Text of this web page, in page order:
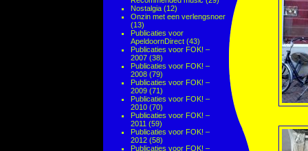
Nostalgia (12)
Onzin met een verlengsnoer
(13)
Publicaties voor
ApeldoornDirect (43)
Publicaties voor FOK! –
2007 (38)
Publicaties voor FOK! –
2008 (79)
Publicaties voor FOK! –
2009 (71)
Publicaties voor FOK! –
2010 (70)
Publicaties voor FOK! –
2011 (59)
Publicaties voor FOK! –
2012 (58)
Publicaties voor FOK! –